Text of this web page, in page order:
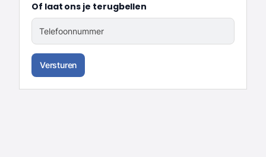
Of laat ons je terugbellen
Telefoonnummer
Versturen